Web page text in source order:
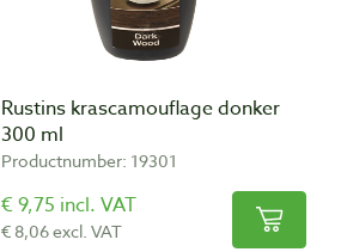
Rustins krascamouflage donker
300 ml
Productnumber: 19301
€ 9,75 incl. VAT
€ 8,06 excl. VAT